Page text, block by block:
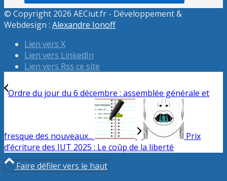
© Copyright 2026 AECiut.fr - Développement &
Webdesign : Alexandre Ionoff
Lien vers X
Lien vers LinkedIn
Lien vers Rss ce site
Ordre du jour du 6 décembre : assemblée générale et
fresque des nouveaux...
Prix
d’écriture des IUT 2025 : Le coûp de la liberté
Faire défiler vers le haut